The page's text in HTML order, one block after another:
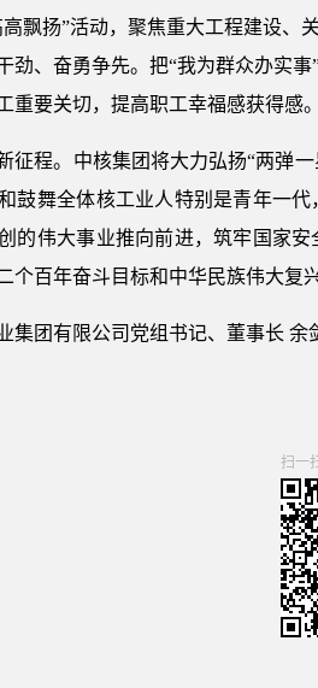
飘扬”活动，聚焦重大工程建设
劲、奋勇争先。把“我为群众办实
重要关切，提高职工幸福感获得感。
征程。中核集团将大力弘扬“两弹
鼓舞全体核工业人特别是青年一
的伟大事业推向前进，筑牢国家
个百年奋斗目标和中华民族伟大复
集团有限公司党组书记、董事长 余
扫一